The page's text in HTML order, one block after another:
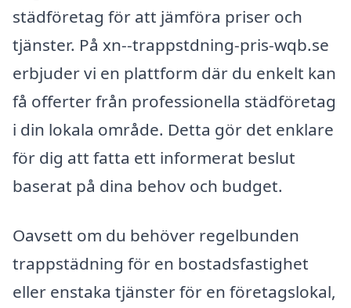
städföretag för att jämföra priser och
tjänster. På xn--trappstdning-pris-wqb.se
erbjuder vi en plattform där du enkelt kan
få offerter från professionella städföretag
i din lokala område. Detta gör det enklare
för dig att fatta ett informerat beslut
baserat på dina behov och budget.
Oavsett om du behöver regelbunden
trappstädning för en bostadsfastighet
eller enstaka tjänster för en företagslokal,